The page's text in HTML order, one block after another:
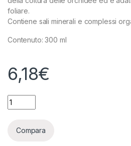
foliare.
Contiene sali minerali e complessi
Contenuto: 300 ml
6,18€
GROWTH TECHNOLOGY -
Compara